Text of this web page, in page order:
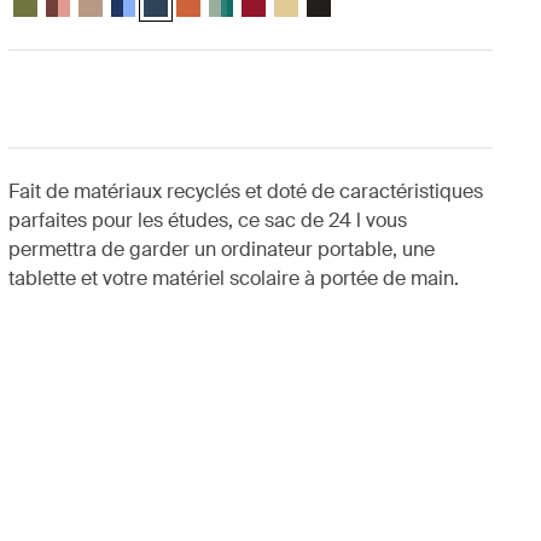
Fait de matériaux recyclés et doté de caractéristiques
parfaites pour les études, ce sac de 24 l vous
permettra de garder un ordinateur portable, une
tablette et votre matériel scolaire à portée de main.